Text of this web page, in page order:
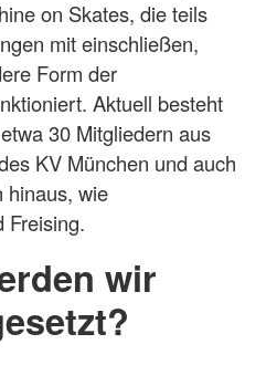
on Skates, die teils
mit einschließen,
Form der
Aktuell besteht
30 Mitgliedern aus
KV München und auch
hinaus, wie
Freising.
wir